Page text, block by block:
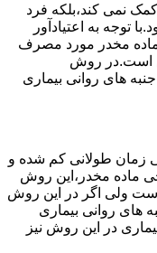
نمی کند،بلکه فرد
توجه به اعتیادآور
ماده مخدر مورد مصرف
است.در روش
های روانی بیماری
زمان طولانی کم شده و
ماده مخدر،این روش
ولی اگر در این روش
روانی بیماری
در این روش نیز